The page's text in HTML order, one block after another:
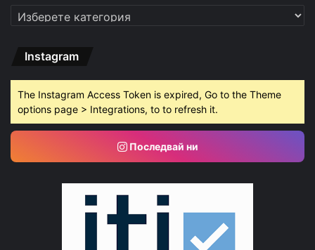
Категории
Instagram
The Instagram Access Token is expired, Go to the Theme
options page > Integrations, to to refresh it.
Последвай ни